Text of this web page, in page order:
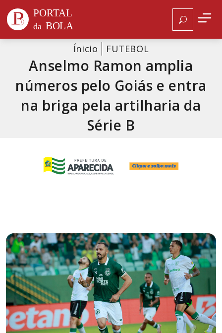
Ínicio FUTEBOL
Anselmo Ramon amplia
números pelo Goiás e entra
na briga pela artilharia da
Série B